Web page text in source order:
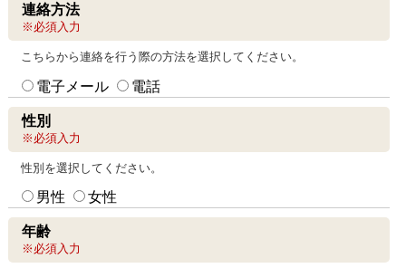
連絡方法
※必須入力
こちらから連絡を行う際の方法を選択してください。
電子メール 電話
性別
※必須入力
性別を選択してください。
男性 女性
年齢
※必須入力